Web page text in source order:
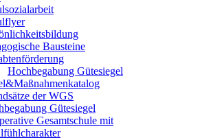
Bausteine
Hochbegabung Gütesiegel
der WGS
Gütesiegel
Gesamtschule mit